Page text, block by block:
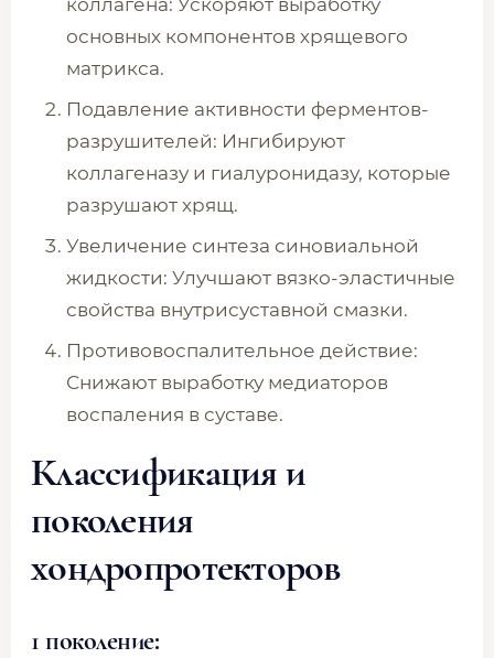
коллагена: Ускоряют выработку
основных компонентов хрящевого
матрикса.
Подавление активности ферментов-
разрушителей: Ингибируют
коллагеназу и гиалуронидазу, которые
разрушают хрящ.
Увеличение синтеза синовиальной
жидкости: Улучшают вязко-эластичные
свойства внутрисуставной смазки.
Противовоспалительное действие:
Снижают выработку медиаторов
воспаления в суставе.
Классификация и
поколения
хондропротекторов
1 поколение: